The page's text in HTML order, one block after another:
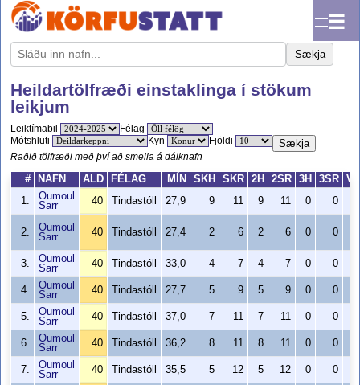
☰
Sækja
Heildartölfræði einstaklinga í stökum
leikjum
Leiktímabil
Félag
Mótshluti
Kyn Fjöldi Sækja
Raðið tölfræði með því að smella á dálknafn
#
NAFN ALD FÉLAG MÍN SKH SKR 2H 2SR 3H 3SR
VH
1.
Oumoul
Sarr
40 Tindastóll 27,9 9 11 9 11 0 0
2.
Oumoul
Sarr
40 Tindastóll 27,4 2 6 2 6 0 0
3.
Oumoul
Sarr
40 Tindastóll 33,0 4 7 4 7 0 0
4.
Oumoul
Sarr
40 Tindastóll 27,7 5 9 5 9 0 0
5.
Oumoul
Sarr
40 Tindastóll 37,0 7 11 7 11 0 0
6.
Oumoul
Sarr
40 Tindastóll 36,2 8 11 8 11 0 0
7.
Oumoul
Sarr
40 Tindastóll 35,5 5 12 5 12 0 0